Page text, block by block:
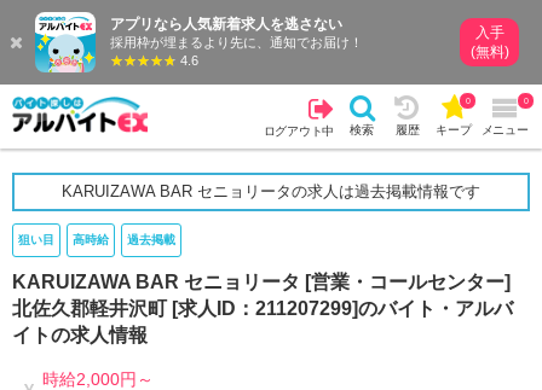
アプリなら人気新着求人を逃さない
採用枠が埋まるより先に、通知でお届け！
4.6
入手
(無料)
ログアウト中 検索 履歴 キープ
0
メニュー
0
KARUIZAWA BAR セニョリータの求人は過去掲載情報です
狙い目 高時給 過去掲載
KARUIZAWA BAR セニョリータ [営業・コールセンター]
北佐久郡軽井沢町 [求人ID：211207299]のバイト・アルバ
イトの求人情報
時給2,000円～